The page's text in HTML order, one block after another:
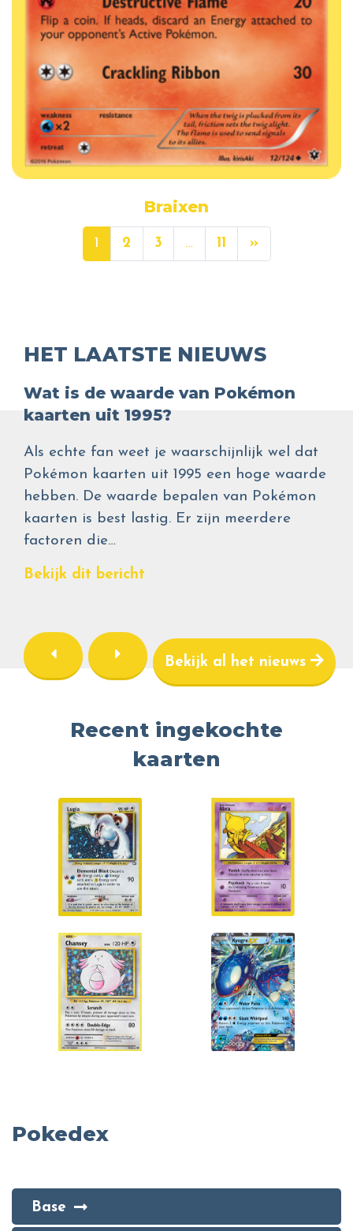
Braixen
1 2 3 … 11 »
HET LAATSTE NIEUWS
Wat is de waarde van Pokémon
kaarten uit 1995?
Als echte fan weet je waarschijnlijk wel dat
Pokémon kaarten uit 1995 een hoge waarde
hebben. De waarde bepalen van Pokémon
kaarten is best lastig. Er zijn meerdere
factoren die…
Bekijk dit bericht
Bekijk al het nieuws
Recent ingekochte
kaarten
Pokedex
Base